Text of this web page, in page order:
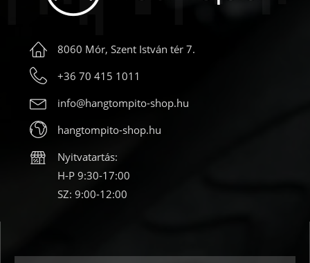
8060 Mór, Szent István tér 7.
+36 70 415 1011
info@hangtompito-shop.hu
hangtompito-shop.hu
Nyitvatartás:
H-P 9:30-17:00
SZ: 9:00-12:00